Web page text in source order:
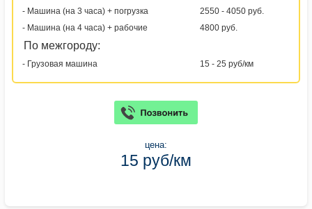
- Машина (на 3 часа) + погрузка
2550 - 4050 руб.
- Машина (на 4 часа) + рабочие
4800 руб.
По межгороду:
- Грузовая машина 15 - 25 руб/км
цена:
15 руб/км